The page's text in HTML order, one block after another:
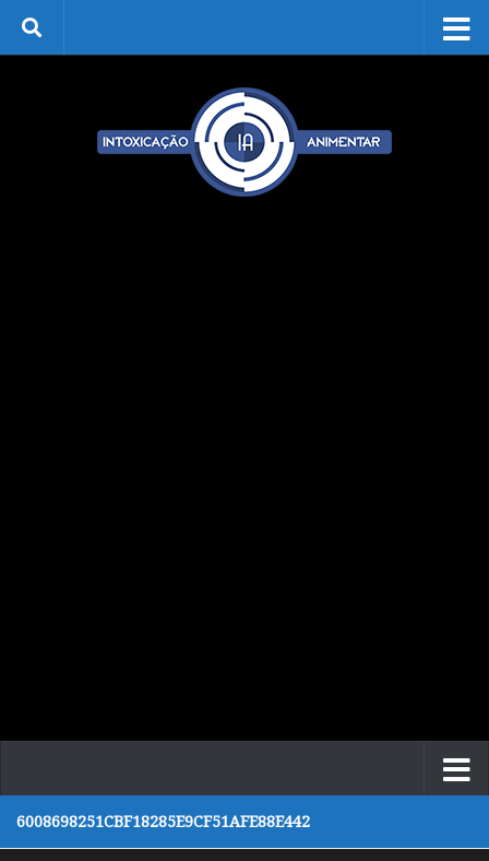
Skip to content
6008698251CBF18285E9CF51AFE88E442